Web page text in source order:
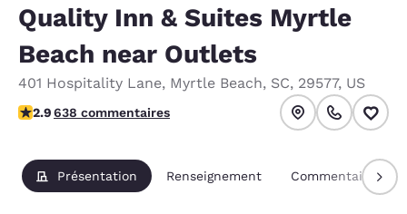
Quality Inn & Suites Myrtle
Beach near Outlets
401 Hospitality Lane, Myrtle Beach, SC, 29577, US
2.92 étoiles. Moyen.
2.9638 commentaires
Présentation Renseignement Commentaires